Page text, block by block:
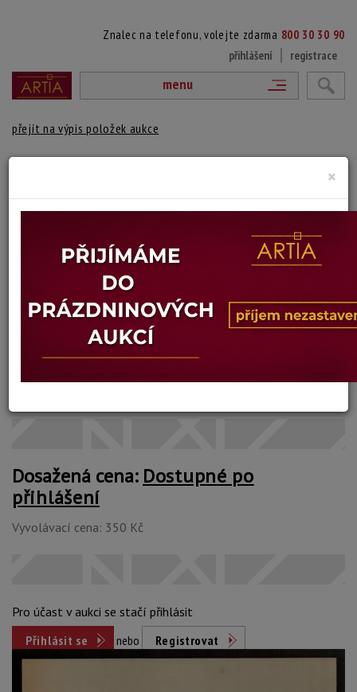
Znalec na telefonu, volejte zdarma 800 30 30 90
přihlášení
registrace
menu
přejít na výpis položek aukce
Autor:Jindřich Čech
vydraženo
německý film, režie: Alfred Vohrer
Technika: tisk na kartonu, datace: 1971
Šířka: 29 cm, výška: 40 cm
Odhadní cena: 250 - 400 Kč
Dosažená cena: Dostupné po
přihlášení
Vyvolávací cena: 350 Kč
Pro účast v aukci se stačí přihlásit
Přihlásit se
nebo Registrovat
×